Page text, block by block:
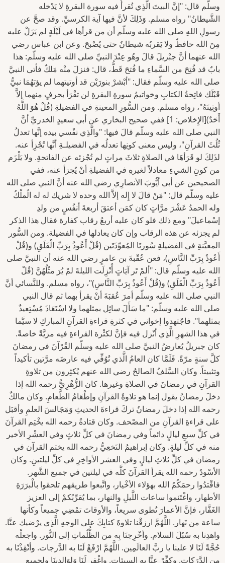
وسلّم قال: "إنَّ البيتَ الَّذِي تُقرأُ فيه سورة البقرةِ لا يَدْخله
الشَّيطانُ" رواه مسلم. وَذَلِكَ لأنَّ فيها آية الكرسيِّ. وقد صحَّ عن
رسولِ اللهِ صلى الله عليه وسلّم أن من قرأها في لَيْلَةٍ لم يَزَلْ عليه
مِنَ الله حافظٌ ولا يَقربُه شيطانٌ حتى يُصْبحَ. وعن ابن عباس رضي
الله عنهما أنَّ جبْريلَ قالَ وهُو عِنْدَ النبيِّ صلى الله عليه وسلّم: هذا
بابٌ قد فُتِحَ من السَّماءِ ما فُتحَ قَطُّ، قال: فنزلَ منْه مَلكٌ فأتى النبيَّ
صلى الله عليه وسلّم فقال: "أبْشرْ بنورَيْن قد أوتيتهما لم يؤتهُمَا نبيُّ
قَبْلَك فاتِحةُ الكتابِ وخواتيمُ سورةِ البقرةِ لن تقْرَأ بحرفٍ منهما إلاَّ
أوتِيتَهُ"، رواه مسلم. ومن السُّورِ المعينةِ في الفضيلةِ (قُلْ هُوَ اللَّهُ
أَحَدٌ)[الإِخلاص: 1] ففي صحيح البخاري عن أبي سعيدٍ الخدريِّ أنَّ
النبي صلى الله عليه وسلّم قالَ فيها: "والَّذِي نفْسي بيده إنَّها تعدلُ
ثُلُثَ القرآنِ"، وليس معنى كونِها تعدلُه في الفضيلـةِ أنَّها تُجْزِأ عنه.
لذَلِكَ لو قَرَأهَا في الصلاةِ ثلاثَ مراتٍ لم تُجْزئه عن الفاتحةِ. ولا يَلْزَم
من كونِ الشيءِ معادلاً لغيرهِ في الفضيلةِ أنْ يُجزأ عنه، ففي
الصحيحين عن أبي أيُّوبَ الأنصارِي رضي الله عنه أنَّ النبي صلى الله
عليه وسلّم قال: "مَنْ قالَ لا إِله إلاَّ الله وحده لا شريك له له الُملْكُ
وله الحمدُ عَشْرَ مرَّاتٍ كان كمَن أعتقَ أربعةَ أنفُسٍ من ولدِ
إسْماعيلَ" ومع ذلك فلو كان عليه أربعُ رقاب كفارة فقال هذا الذكر
لم يجزئه عن هذه الرقاب وإن كان يعادلها في الفضيلة. ومن السُّور
المعيَّنةِ في الفضيلةِ سُورتَا المُعوِّذَتَين (قُلْ أَعُوذُ بِرَبِّ الْفَلَقِ) و(قُلْ
أَعُوذُ بِرَبِّ النَّاسِ)، فعن عُقْبةَ بن عامرٍ رضي الله عنه أن النبيَّ صلى
الله عليه وسلّم قال: "ألمْ تَر آيَاتٍ أُنْزِلَت الليلةَ لمْ يُرَ مثْلُهُنَّ (قُلْ
أَعُوذُ بِرَبِّ الْفَلَقِ) و(قُلْ أَعُوذُ بِرَبِّ النَّاسِ)"، رواه مسلم. وللنَّسائي أنَّ
النبي صلى الله عليه وسلّم أمرَ عُقبَةَ أنْ يقرأ بهما ثم قال النبي
صلى الله عليه وسلّم: "ما سَأَلَ سائِل بمثلهما ولا اسْتَعَاذَ مُسْتِعيذٌ
بمثلهما". فاجْتهدوا إخواني في كثرةِ قراءةِ القرآنِ المباركِ لا سيَّما
في هذا الشهرِ الَّذِي أنْزل فيه فإنَّ لكثْرة القراءةِ فيه مزيَّةً خاصةً.
كان جبريلُ يُعارضُ النبيَّ صلى الله عليه وسلّم القُرْآنَ في رمضانَ
كلَّ سنةٍ مرّةً. فَلَمَّا كان العامُ الَّذي تُوُفِّي فيه عارضَه مرَّتين تأكيداً
وتثبيتاً. وكان السَّلفُ الصالحُ رضي الله عنهم يُكثِرون من تلاوةِ
القرآنِ في رمضانَ في الصلاةِ وغيرها. كان الزُّهْرِيُّ رحمه الله إذا
دخلَ رمضانُ يقول إنما هو تلاوةُ القرآنِ وإطْعَامُ الطَّعامِ. وكان مالكٌ
رحمه الله إذا دخلَ رمضانُ تركَ قراءةَ الحديثِ وَمَجَالسَ العلمِ وأقبَل
على قراءةِ القرآنِ من المصْحف. وكان قتادةُ رحمه الله يخْتِم القرآنَ
في كلِّ سبعِ ليالٍ دائماً وفي رمضانَ في كلِّ ثلاثٍ وفي العشْرِ الأخير
منه في كلِّ ليلةٍ. وكان إبراهيمُ النَخعِيُّ رحمه الله يختم القرآن في
رمضان في كلِّ ثلاثِ ليالٍ وفي العشر الأواخِرِ في كلِّ ليلتينِ. وكان
الأسْودُ رحمه الله يقرأ القرآنَ كلَّه في ليلتين في جميع الشَّهر.
فاقْتدُوا رحمَكُمُ الله بهؤلاء الأخْيار، واتَّبعوا طريقهم تلحقوا بالْبرَرَةِ
الأطهار، واغْتَنموا ساعات اللَّيلِ والنهار، بما يُقرِّبُكمْ إلى العزيز
الغَفَّار، فإنَّ الأعمارَ تُطوى سريعاً، والأوقاتَ تمْضِي جميعاً وكأنها
ساعة من نَهار. اللَّهُمَّ ارزقْنا تلاوةَ كتابِكَ على الوجهِ الَّذِي يرْضيك عنَّا.
واهدِنا به سُبُلَ السلام. وأخْرِجنَا بِه من الظُّلُماتِ إلى النُّور. واجعلْه
حُجَّةً لَنَا لا علينا يا ربَّ العالَمِين. اللَّهُمَّ ارْفَعْ لَنَا به الدَّرجات. وأنْقِذْنَا به
من الدَّرَكات. وكفِّرْ عنَّا به السيئات. واغْفِر لَنَا وَلِوَالِديِنَا ولجميعِ